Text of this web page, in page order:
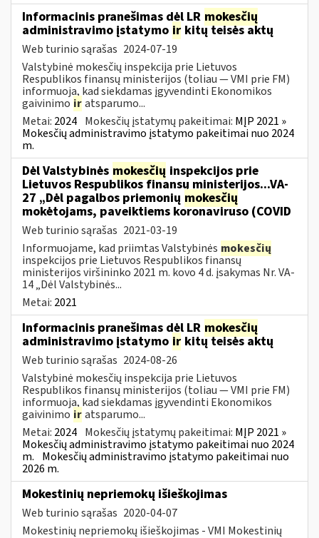
Informacinis pranešimas dėl LR mokesčių
administravimo įstatymo ir kitų teisės aktų
Web turinio sąrašas 2024-07-19
Valstybinė mokesčių inspekcija prie Lietuvos
Respublikos finansų ministerijos (toliau — VMI prie FM)
informuoja, kad siekdamas įgyvendinti Ekonomikos
gaivinimo iratsparumo...
Metai: 2024 Mokesčių įstatymų pakeitimai: MĮP 2021 »
Mokesčių administravimo įstatymo pakeitimai nuo 2024
m.
Dėl Valstybinės mokesčių inspekcijos prie
Lietuvos Respublikos finansų ministerijos...VA-
27 „Dėl pagalbos priemonių mokesčių
mokėtojams, paveiktiems koronaviruso (COVID
Web turinio sąrašas 2021-03-19
Informuojame, kad priimtas Valstybinės mokesčių
inspekcijos prie Lietuvos Respublikos finansų
ministerijos viršininko 2021 m. kovo 4 d. įsakymas Nr. VA-
14 „Dėl Valstybinės...
Metai: 2021
Informacinis pranešimas dėl LR mokesčių
administravimo įstatymo ir kitų teisės aktų
Web turinio sąrašas 2024-08-26
Valstybinė mokesčių inspekcija prie Lietuvos
Respublikos finansų ministerijos (toliau — VMI prie FM)
informuoja, kad siekdamas įgyvendinti Ekonomikos
gaivinimo iratsparumo...
Metai: 2024 Mokesčių įstatymų pakeitimai: MĮP 2021 »
Mokesčių administravimo įstatymo pakeitimai nuo 2024
m. Mokesčių administravimo įstatymo pakeitimai nuo
2026 m.
Mokestinių nepriemokų išieškojimas
Web turinio sąrašas 2020-04-07
Mokestinių nepriemokų išieškojimas - VMI Mokestinių